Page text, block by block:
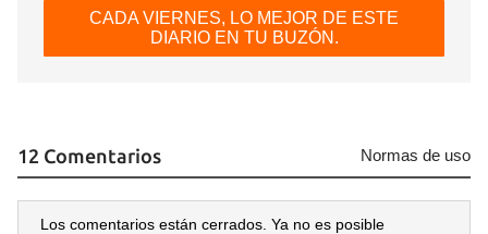
CADA VIERNES, LO MEJOR DE ESTE
DIARIO EN TU BUZÓN.
12 Comentarios Normas de uso
Los comentarios están cerrados. Ya no es posible